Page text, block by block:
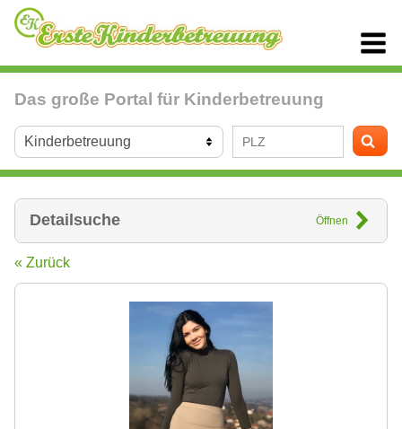
Das große Portal für Kinderbetreuung
Detailsuche Öffnen
« Zurück